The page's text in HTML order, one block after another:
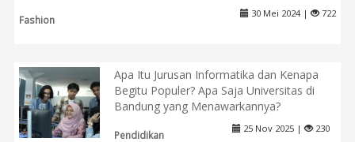
Fashion
30 Mei 2024 | 722
Apa Itu Jurusan Informatika dan Kenapa
Begitu Populer? Apa Saja Universitas di
Bandung yang Menawarkannya?
Pendidikan
25 Nov 2025 | 230